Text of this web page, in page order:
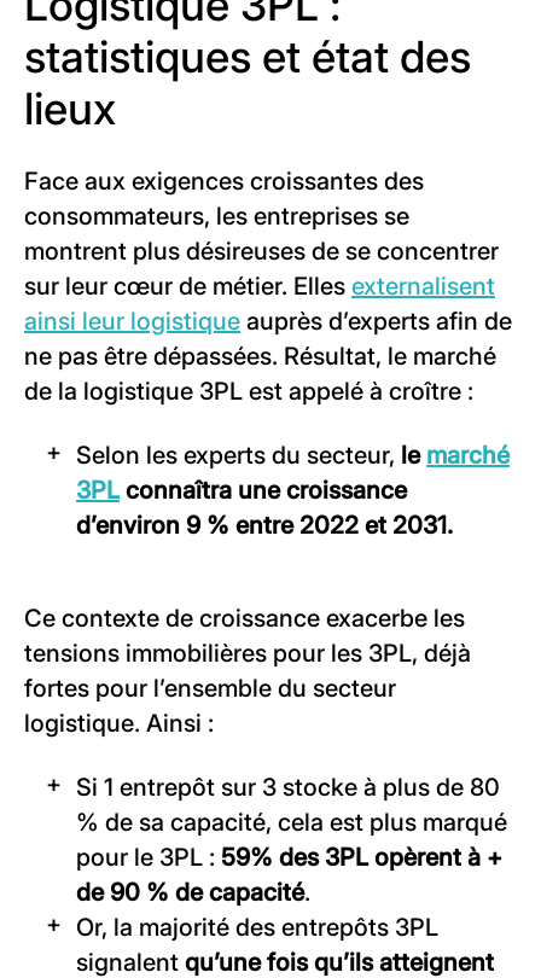
statistiques et état des
lieux
Face aux exigences croissantes des
consommateurs, les entreprises se
montrent plus désireuses de se concentrer
sur leur cœur de métier. Elles externalisent
ainsi leur logistique auprès d’experts afin de
ne pas être dépassées. Résultat, le marché
de la logistique 3PL est appelé à croître :
Selon les experts du secteur, le marché
3PLconnaîtra une croissance
d’environ 9 % entre 2022 et 2031.
Ce contexte de croissance exacerbe les
tensions immobilières pour les 3PL, déjà
fortes pour l’ensemble du secteur
logistique. Ainsi :
Si 1 entrepôt sur 3 stocke à plus de 80
% de sa capacité, cela est plus marqué
pour le 3PL : 59% des 3PL opèrent à +
de 90 % de capacité.
Or, la majorité des entrepôts 3PL
signalent qu’une fois qu’ils atteignent